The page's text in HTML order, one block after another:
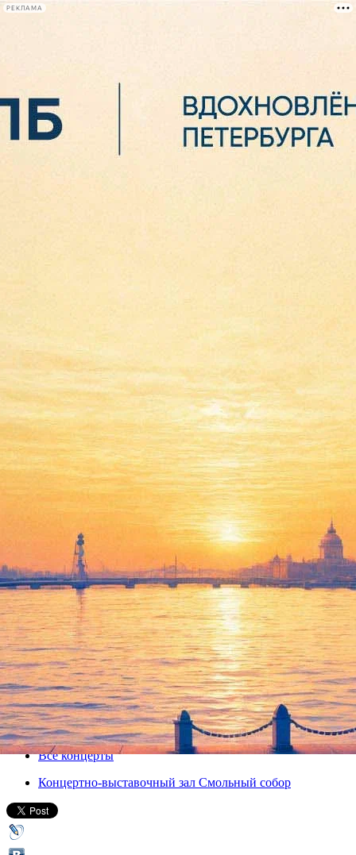
РЕКЛАМА
Сегодня:
Променад-концерт
«Органная белая ночь»
26 июля 2012, четверг,20.00
Версия для печати
Все концерты
Концертно-выставочный зал Смольный собор